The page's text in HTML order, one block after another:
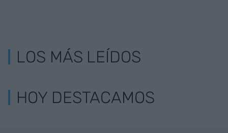
LOS MÁS LEÍDOS
HOY DESTACAMOS